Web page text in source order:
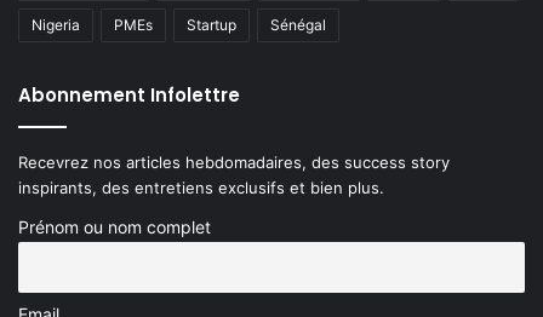
Nigeria PMEs Startup Sénégal
Abonnement Infolettre
Recevrez nos articles hebdomadaires, des success story
inspirants, des entretiens exclusifs et bien plus.
Prénom ou nom complet